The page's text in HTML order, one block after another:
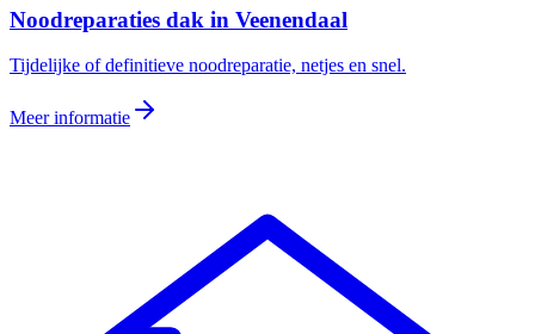
Noodreparaties dak in Veenendaal
Tijdelijke of definitieve noodreparatie, netjes en snel.
Meer informatie